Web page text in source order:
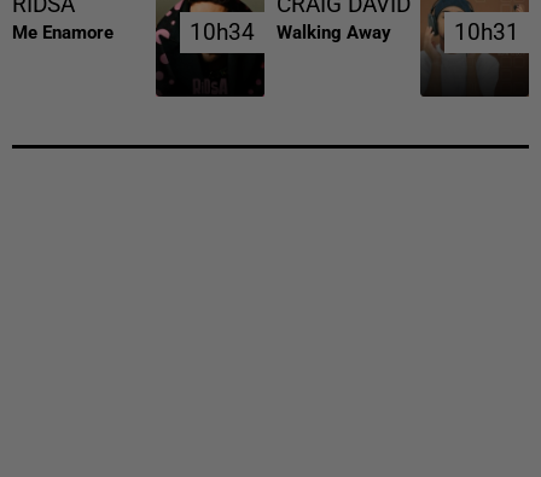
Me Enamore 10h34
10h34 Walking Away 10h31
10h31